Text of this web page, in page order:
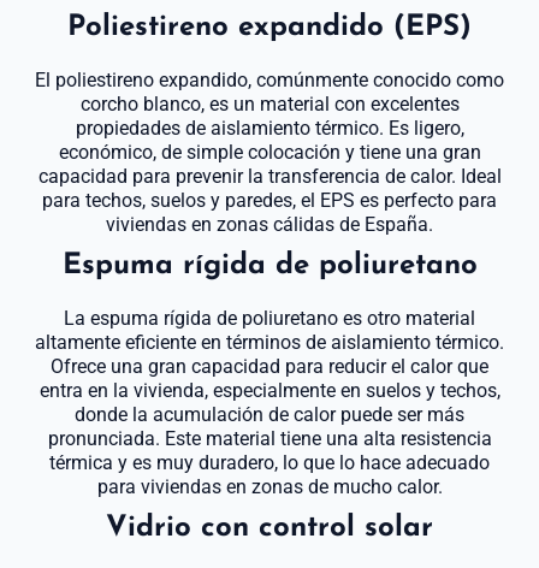
Poliestireno expandido (EPS)
El poliestireno expandido, comúnmente conocido como
corcho blanco, es un material con excelentes
propiedades de aislamiento térmico. Es ligero,
económico, de simple colocación y tiene una gran
capacidad para prevenir la transferencia de calor. Ideal
para techos, suelos y paredes, el EPS es perfecto para
viviendas en zonas cálidas de España.
Espuma rígida de poliuretano
La espuma rígida de poliuretano es otro material
altamente eficiente en términos de aislamiento térmico.
Ofrece una gran capacidad para reducir el calor que
entra en la vivienda, especialmente en suelos y techos,
donde la acumulación de calor puede ser más
pronunciada. Este material tiene una alta resistencia
térmica y es muy duradero, lo que lo hace adecuado
para viviendas en zonas de mucho calor.
Vidrio con control solar